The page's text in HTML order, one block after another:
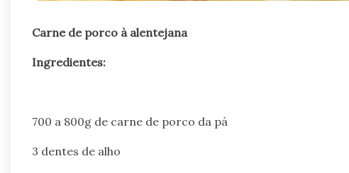
Carne de porco à alentejana
Ingredientes:
700 a 800g de carne de porco da pá
3 dentes de alho